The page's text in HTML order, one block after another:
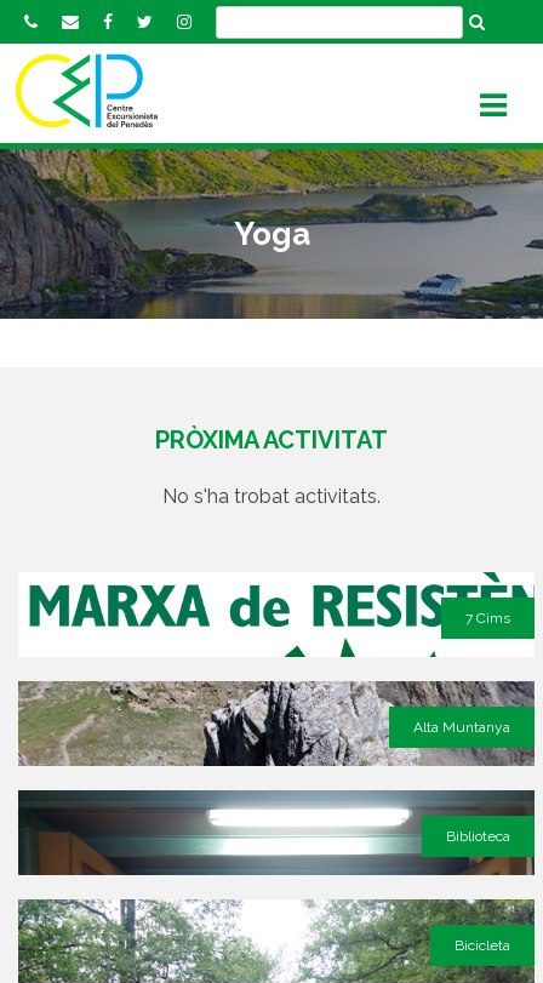
k
o
c
o
n
t
e
Yoga
PRÒXIMA ACTIVITAT
No s'ha trobat activitats.
7 Cims
Alta Muntanya
Biblioteca
Bicicleta